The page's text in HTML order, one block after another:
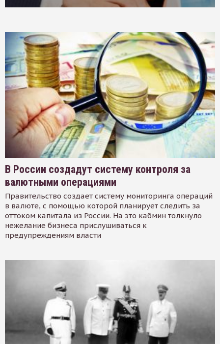
В России создадут систему контроля за
валютными операциями
Правительство создает систему мониторинга операций
в валюте, с помощью которой планирует следить за
оттоком капитала из России. На это кабмин толкнуло
нежелание бизнеса прислушиваться к
предупреждениям власти